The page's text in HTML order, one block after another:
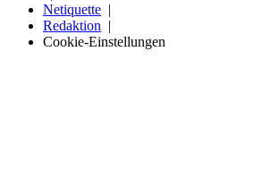
Netiquette
Redaktion
Cookie-Einstellungen